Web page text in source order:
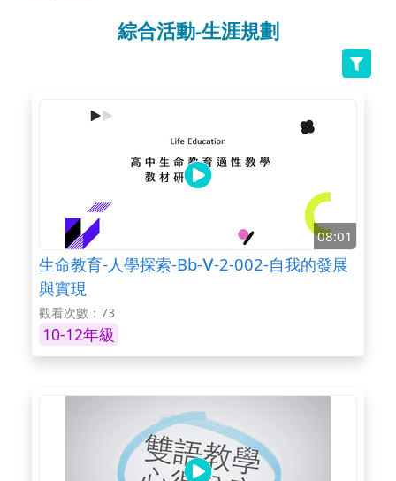
綜合活動-生涯規劃
08:01
生命教育-人學探索-Bb-Ⅴ-2-002-自我的發展
與實現
觀看次數：73
10-12年級